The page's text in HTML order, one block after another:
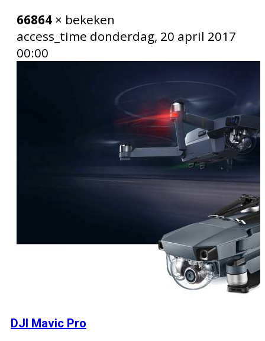
66864 × bekeken
access_time donderdag, 20 april 2017
00:00
DJI Mavic Pro